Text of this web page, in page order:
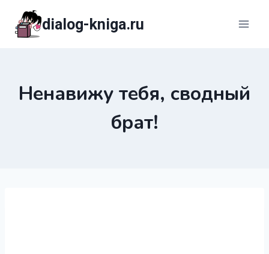
содержимому
dialog-kniga.ru
Ненавижу тебя, сводный
брат!